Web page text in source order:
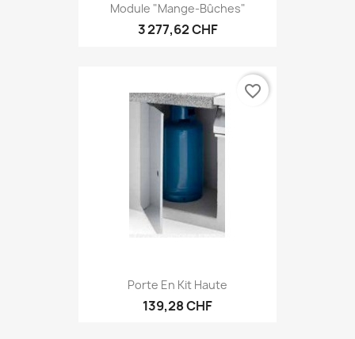
Module "mange-Bûches"
3 277,62 CHF
Porte En Kit Haute
139,28 CHF
favorite_border